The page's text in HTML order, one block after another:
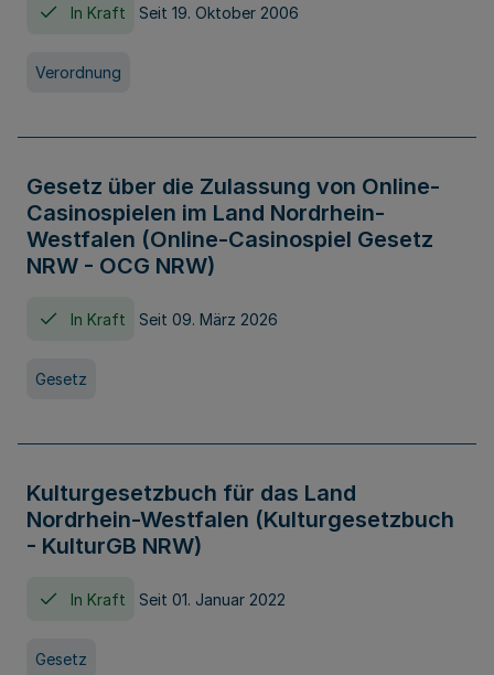
In Kraft Seit 19. Oktober 2006
Verordnung
Gesetz über die Zulassung von Online-
Casinospielen im Land Nordrhein-
Westfalen (Online-Casinospiel Gesetz
NRW - OCG NRW)
In Kraft Seit 09. März 2026
Gesetz
Kulturgesetzbuch für das Land
Nordrhein-Westfalen (Kulturgesetzbuch
- KulturGB NRW)
In Kraft Seit 01. Januar 2022
Gesetz